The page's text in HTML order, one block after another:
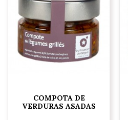
COMPOTA DE
VERDURAS ASADAS